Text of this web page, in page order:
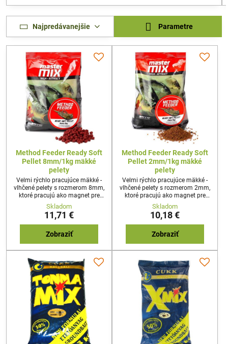
Najpredávanejšie Parametre
Method Feeder Ready Soft
Pellet 8mm/1kg mäkké
pelety
Velmi rýchlo pracujúce mäkké -
vlhčené pelety s rozmerom 8mm,
ktoré pracujú ako magnet pre
veľkých kaprov, amurov, jalcov
alebo lieňov. Použiteľné aj ako
háčiková nástraha.
Skladom
11,71 €
Zobraziť
Method Feeder Ready Soft
Pellet 2mm/1kg mäkké
pelety
Velmi rýchlo pracujúce mäkké -
vlhčené pelety s rozmerom 2mm,
ktoré pracujú ako magnet pre
kaprov, amurov, jalcov, lieňov
alebo bielej ryby. Použiteľné aj
ako háčiková nástraha.
Skladom
10,18 €
Zobraziť